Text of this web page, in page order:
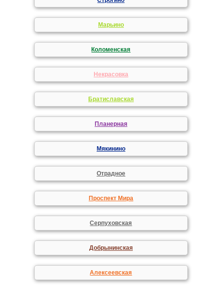
Марьино
Коломенская
Некрасовка
Братиславская
Планерная
Мякинино
Отрадное
Проспект Мира
Серпуховская
Добрынинская
Алексеевская